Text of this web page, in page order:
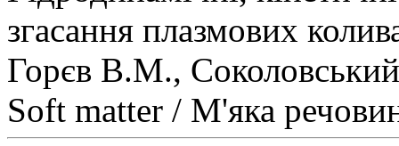
згасання плазмових
Горєв В.М.,
Soft matter / М'яка